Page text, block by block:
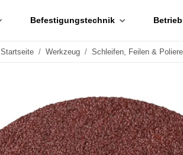
Befestigungstechnik
Startseite Werkzeug Schleifen, Feilen &